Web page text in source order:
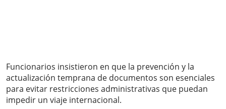
Funcionarios insistieron en que la prevención y la
actualización temprana de documentos son esenciales
para evitar restricciones administrativas que puedan
impedir un viaje internacional.